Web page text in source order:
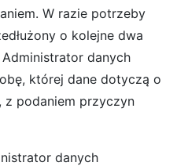
W razie potrzeby
o kolejne dwa
danych
której dane dotyczą o
z podaniem przyczyn
danych